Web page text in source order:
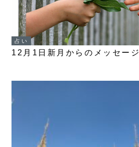
占い
12月1日新月からのメッセージ